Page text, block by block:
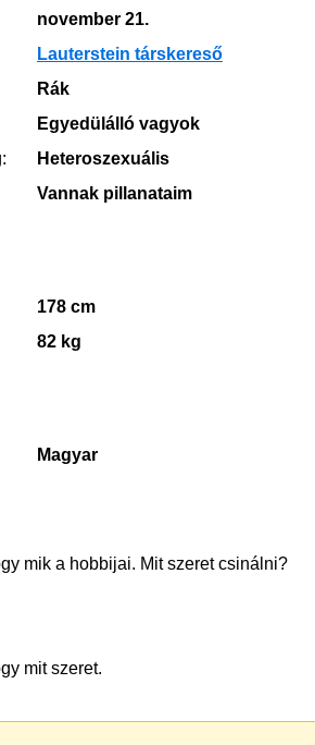
november 21.
Lauterstein társkereső
Rák
Egyedülálló vagyok
Heteroszexuális
Vannak pillanataim
178 cm
82 kg
Magyar
mik a hobbijai. Mit szeret csinálni?
mit szeret.